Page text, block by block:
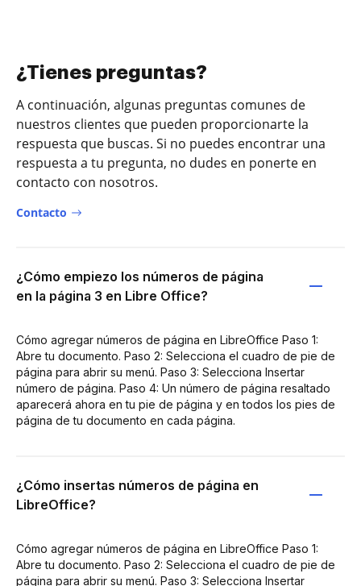
¿Tienes preguntas?
A continuación, algunas preguntas comunes de
nuestros clientes que pueden proporcionarte la
respuesta que buscas. Si no puedes encontrar una
respuesta a tu pregunta, no dudes en ponerte en
contacto con nosotros.
Contacto
¿Cómo empiezo los números de página
en la página 3 en Libre Office?
Cómo agregar números de página en LibreOffice Paso 1:
Abre tu documento. Paso 2: Selecciona el cuadro de pie de
página para abrir su menú. Paso 3: Selecciona Insertar
número de página. Paso 4: Un número de página resaltado
aparecerá ahora en tu pie de página y en todos los pies de
página de tu documento en cada página.
¿Cómo insertas números de página en
LibreOffice?
Cómo agregar números de página en LibreOffice Paso 1:
Abre tu documento. Paso 2: Selecciona el cuadro de pie de
página para abrir su menú. Paso 3: Selecciona Insertar